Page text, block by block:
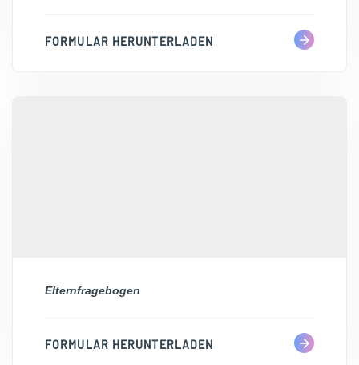
FORMULAR HERUNTERLADEN
Elternfragebogen
FORMULAR HERUNTERLADEN